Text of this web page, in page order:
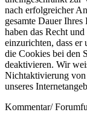
nach erfolgreicher
gesamte Dauer
haben das Recht
einzurichten, dass
die Cookies bei den
deaktivieren. Wir
Nichtaktivierung von
unseres
Kommentar/